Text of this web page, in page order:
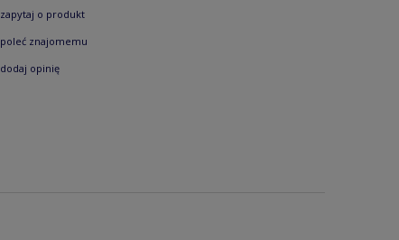
zapytaj o produkt
poleć znajomemu
dodaj opinię